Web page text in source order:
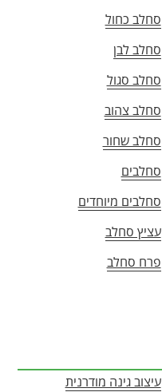
סחלב כחול
סחלב לבן
סחלב סגול
סחלב צהוב
סחלב שחור
סחלבים
סחלבים מיוחדים
עציץ סחלב
פרח סחלב
עיצוב גינה מודרנית